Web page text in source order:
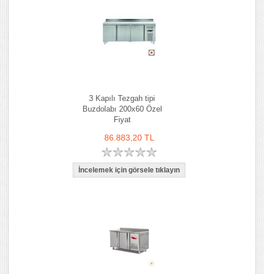
3 Kapılı Tezgah tipi
Buzdolabı 200x60 Özel
Fiyat
86.883,20 TL